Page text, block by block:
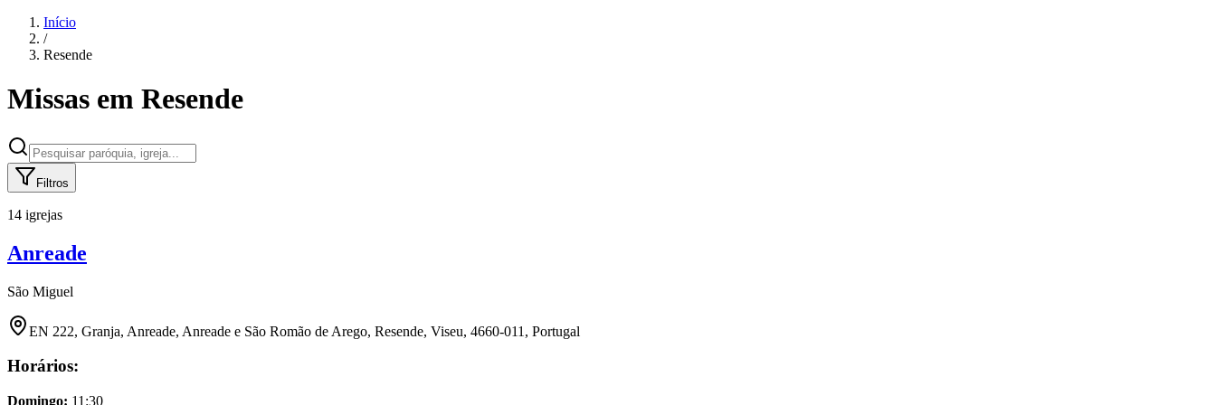
Início
/
Resende
Missas em Resende
Filtros
14 igrejas
Anreade
São Miguel
EN 222, Granja, Anreade, Anreade e São Romão de Arego, Resende, Viseu, 4660-011, Portugal
Horários:
Domingo: 11:30